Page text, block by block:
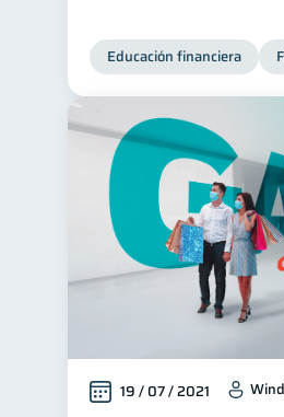
Educación financiera
19 / 07 / 2021